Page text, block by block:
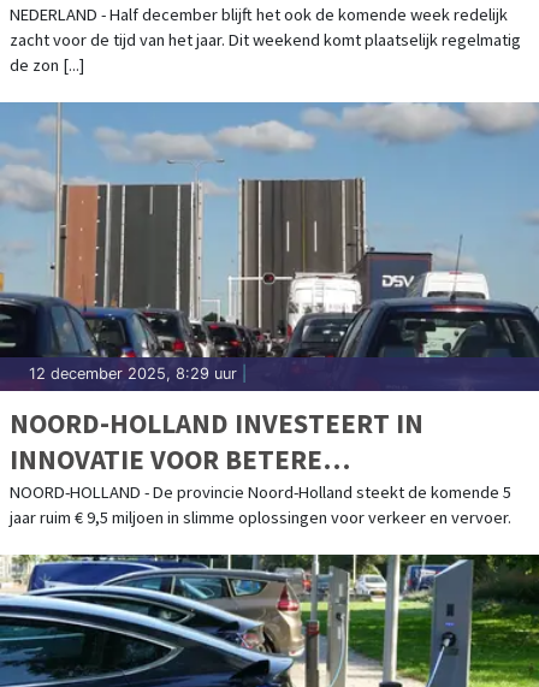
NEDERLAND - Half december blijft het ook de komende week redelijk
zacht voor de tijd van het jaar. Dit weekend komt plaatselijk regelmatig
de zon [...]
12 december 2025, 8:29 uur
NOORD-HOLLAND INVESTEERT IN
INNOVATIE VOOR BETERE
BEREIKBAARHEID EN VEILIGHEID
NOORD-HOLLAND - De provincie Noord-Holland steekt de komende 5
jaar ruim € 9,5 miljoen in slimme oplossingen voor verkeer en vervoer.